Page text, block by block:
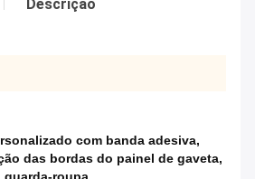
Descrição
com banda adesiva,
das bordas do painel de gaveta,